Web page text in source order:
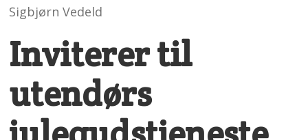
Sigbjørn Vedeld
Inviterer til
utendørs